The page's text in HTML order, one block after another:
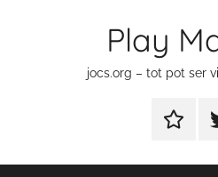
Play
jocs.org – tot pot ser